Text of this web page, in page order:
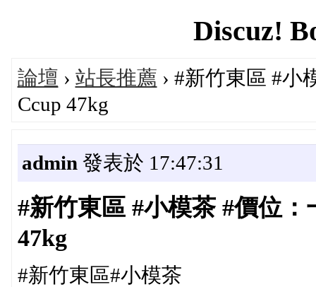
Discuz!
論壇 › 站長推薦 › #新竹東區 #小
Ccup 47kg
admin 發表於 17:47:31
#新竹東區 #小模茶 #價位：
47kg
#新竹東區#小模茶